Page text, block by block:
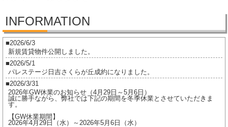
ッ
ま
た。
INFORMATION
2026/6/3
新規賃貸物件公開しました。
2026/5/1
パレステージ日吉さくらが丘成約になりました。
2026/3/31
2026年GW休業のお知らせ（4月29日～5月6日）
誠に勝手ながら、弊社では下記の期間を冬季休業とさせていただきま
す。
【GW休業期間】
2026年4月29日（水）～2026年5月6日（水）